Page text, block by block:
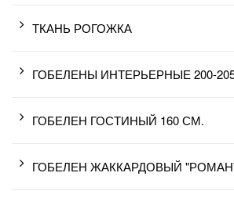
ТКАНЬ РОГОЖКА
ГОБЕЛЕНЫ ИНТЕРЬЕРНЫЕ 200-
ГОБЕЛЕН ГОСТИНЫЙ 160 СМ.
ГОБЕЛЕН ЖАККАРДОВЫЙ